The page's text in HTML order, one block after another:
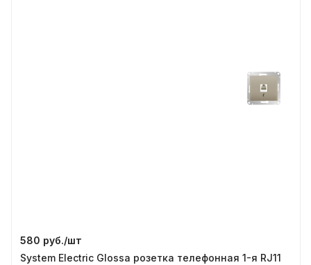
580 руб./шт
System Electric Glossa розетка телефонная 1-я RJ11